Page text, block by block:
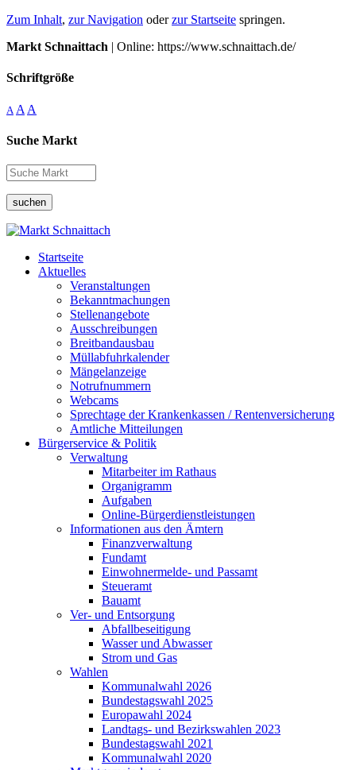
Zum Inhalt, zur Navigation oderzur Startseite springen.
Markt Schnaittach | Online: https://www.schnaittach.de/
Schriftgröße
A A A
Suche Markt
suchen
Startseite
Aktuelles
Veranstaltungen
Bekanntmachungen
Stellenangebote
Ausschreibungen
Breitbandausbau
Müllabfuhrkalender
Mängelanzeige
Notrufnummern
Webcams
Sprechtage der Krankenkassen / Rentenversicherung
Amtliche Mitteilungen
Bürgerservice & Politik
Verwaltung
Mitarbeiter im Rathaus
Organigramm
Aufgaben
Online-Bürgerdienstleistungen
Informationen aus den Ämtern
Finanzverwaltung
Fundamt
Einwohnermelde- und Passamt
Steueramt
Bauamt
Ver- und Entsorgung
Abfallbeseitigung
Wasser und Abwasser
Strom und Gas
Wahlen
Kommunalwahl 2026
Bundestagswahl 2025
Europawahl 2024
Landtags- und Bezirkswahlen 2023
Bundestagswahl 2021
Kommunalwahl 2020